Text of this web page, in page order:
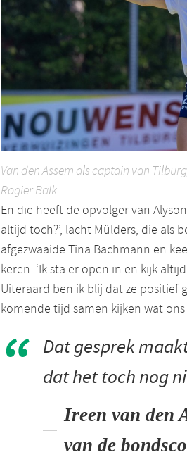
Van den Assem als captain van
Rogier Balk
En die heeft de opvolger van
altijd toch?’, lacht Mülders, die als
afgezwaaide Tina Bachmann en
keren. ‘Ik sta er open in en kijk
Uiteraard ben ik blij dat ze positief
komende tijd samen kijken wat ons
Dat gesprek
dat het toch nog
Ireen van den
van de